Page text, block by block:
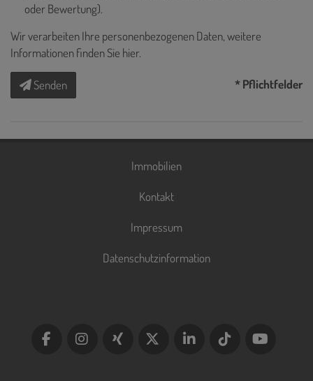
oder Bewertung).
Wir verarbeiten Ihre personenbezogenen Daten, weitere
Informationen finden Sie hier.
Senden * Pflichtfelder
Immobilien
Kontakt
Impressum
Datenschutzinformation